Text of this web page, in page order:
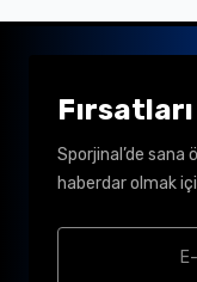
Sporjinal’de sana
haberdar olmak